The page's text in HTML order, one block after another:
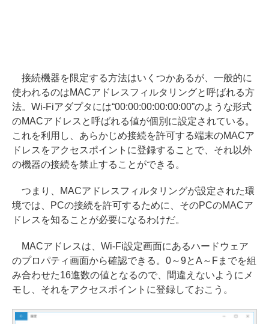
接続機器を限定する方法はいくつかあるが、一般的に
使われるのはMACアドレスフィルタリングと呼ばれる方
法。Wi-Fiアダプタには“00:00:00:00:00:00”のような形式
のMACアドレスと呼ばれる値が個別に設定されている。
これを利用し、あらかじめ接続を許可する端末のMACア
ドレスをアクセスポイントに登録することで、それ以外
の機器の接続を禁止することができる。
つまり、MACアドレスフィルタリングが設定された環
境では、PCの接続を許可するために、そのPCのMACア
ドレスを知ることが必要になるわけだ。
MACアドレスは、Wi-Fi設定画面にあるハードウェア
のプロパティ画面から確認できる。0～9とA～Fまでを組
み合わせた16進数の値となるので、間違えないようにメ
モし、それをアクセスポイントに登録しておこう。